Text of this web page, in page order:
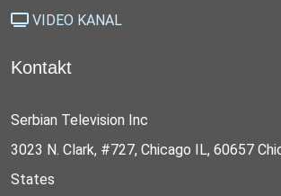
VIDEO KANAL
Kontakt
Serbian Television Inc
3023 N. Clark, #727, Chicago IL, 60657
States